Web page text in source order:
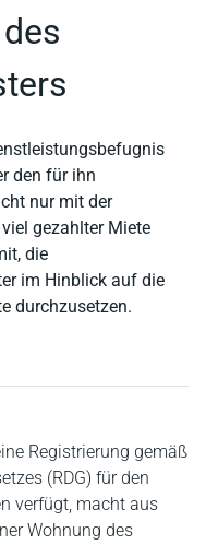
den für ihn
nur mit der
gezahlter Miete
die
im Hinblick auf die
durchzusetzen.
Registrierung gemäß
(RDG) für den
verfügt, macht aus
Wohnung des